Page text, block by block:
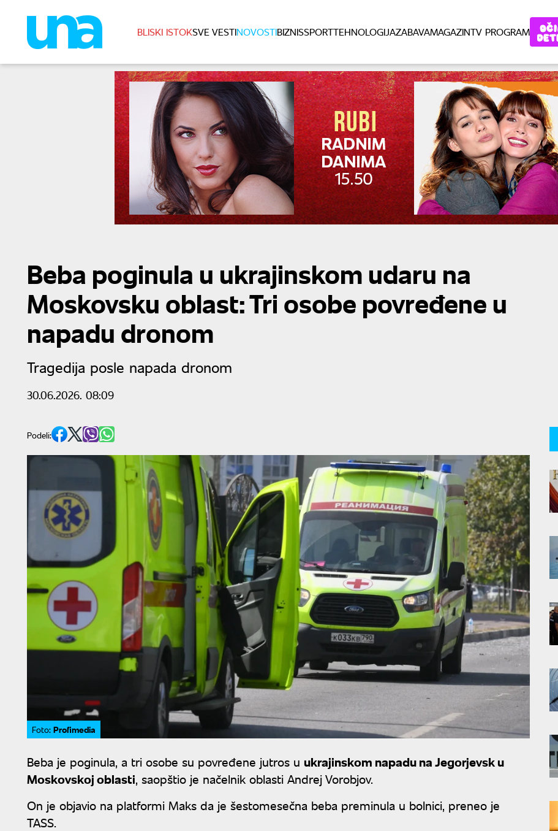
BLISKI ISTOKSVE VESTINOVOSTIBIZNISSPORTTEHNOLOGIJAZABAVAMAGAZINTV PROGRAM
Beba poginula u ukrajinskom udaru na
Moskovsku oblast: Tri osobe povređene u
napadu dronom
Tragedija posle napada dronom
30.06.2026. 08:09
Podeli:
Foto: Profimedia
Beba je poginula, a tri osobe su povređene jutros u ukrajinskom napadu na Jegorjevsk u
Moskovskoj oblasti, saopštio je načelnik oblasti Andrej Vorobjov.
On je objavio na platformi Maks da je šestomesečna beba preminula u bolnici, preneo je
TASS.